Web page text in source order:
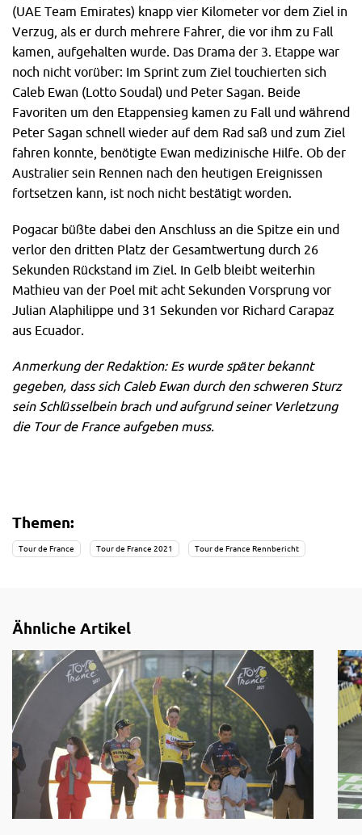
(UAE Team Emirates) knapp vier Kilometer vor dem Ziel in
Verzug, als er durch mehrere Fahrer, die vor ihm zu Fall
kamen, aufgehalten wurde. Das Drama der 3. Etappe war
noch nicht vorüber: Im Sprint zum Ziel touchierten sich
Caleb Ewan (Lotto Soudal) und Peter Sagan. Beide
Favoriten um den Etappensieg kamen zu Fall und während
Peter Sagan schnell wieder auf dem Rad saß und zum Ziel
fahren konnte, benötigte Ewan medizinische Hilfe. Ob der
Australier sein Rennen nach den heutigen Ereignissen
fortsetzen kann, ist noch nicht bestätigt worden.
Pogacar büßte dabei den Anschluss an die Spitze ein und
verlor den dritten Platz der Gesamtwertung durch 26
Sekunden Rückstand im Ziel. In Gelb bleibt weiterhin
Mathieu van der Poel mit acht Sekunden Vorsprung vor
Julian Alaphilippe und 31 Sekunden vor Richard Carapaz
aus Ecuador.
Anmerkung der Redaktion: Es wurde später bekannt
gegeben, dass sich Caleb Ewan durch den schweren Sturz
sein Schlüsselbein brach und aufgrund seiner Verletzung
die Tour de France aufgeben muss.
Themen:
Tour de France Tour de France 2021 Tour de France Rennbericht
Ähnliche Artikel